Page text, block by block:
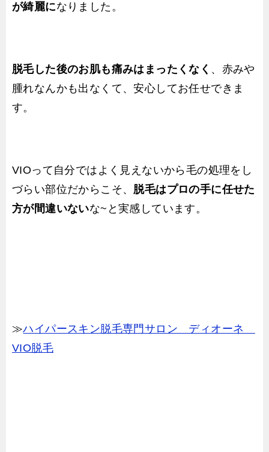
が綺麗になりました。
脱毛した後のお肌も痛みはまったくなく 、赤みや
腫れなんかも出なくて、安心してお任せできま
す。
VIOって自分ではよく見えないから毛の処理をし
づらい部位だからこそ、 脱毛はプロの手に任せた
方が間違いないな~と実感しています。
≫ハイパースキン脱毛専門サロン ディオーネ
VIO脱毛